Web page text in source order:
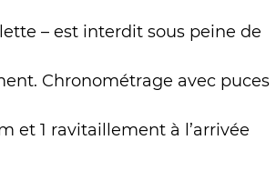
– est interdit sous peine de
Chronométrage avec puces
et 1 ravitaillement à l’arrivée